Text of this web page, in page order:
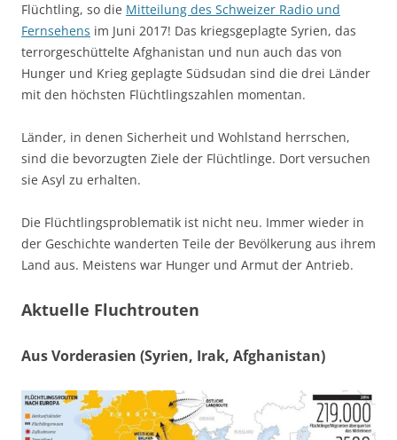
Flüchtling, so die Mitteilung des Schweizer Radio und
Fernsehens im Juni 2017! Das kriegsgeplagte Syrien, das
terrorgeschüttelte Afghanistan und nun auch das von
Hunger und Krieg geplagte Südsudan sind die drei Länder
mit den höchsten Flüchtlingszahlen momentan.
Länder, in denen Sicherheit und Wohlstand herrschen,
sind die bevorzugten Ziele der Flüchtlinge. Dort versuchen
sie Asyl zu erhalten.
Die Flüchtlingsproblematik ist nicht neu. Immer wieder in
der Geschichte wanderten Teile der Bevölkerung aus ihrem
Land aus. Meistens war Hunger und Armut der Antrieb.
Aktuelle Fluchtrouten
Aus Vorderasien (Syrien, Irak, Afghanistan)